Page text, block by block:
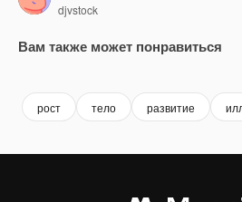
djvstock
Вам также может понравиться
рост тело развитие